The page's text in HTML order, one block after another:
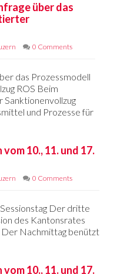
über das
0 Comments
das Prozessmodell
ROS Beim
und Prozesse für
10., 11. und 17.
0 Comments
Der dritte
des Kantonsrates
Der Nachmittag benützt
10., 11. und 17.